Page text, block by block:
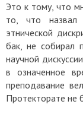
Это к тому, что
то, что назвал
этнической
бак, не собирал
научной
в означенное
преподавание
Протекторате не